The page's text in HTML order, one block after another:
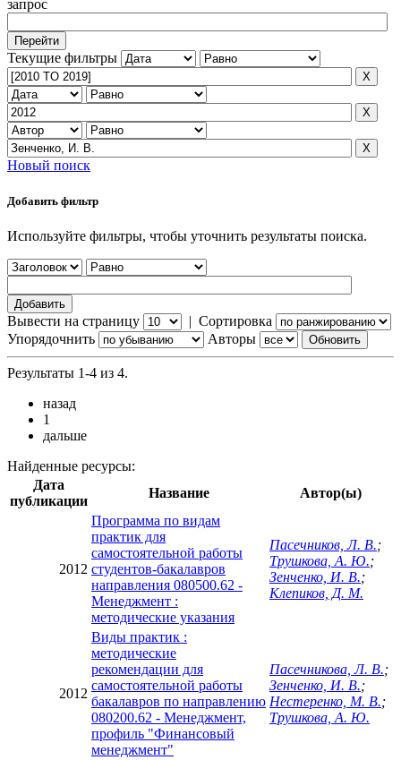
запрос
Текущие фильтры
Новый поиск
Добавить фильтр
Используйте фильтры, чтобы уточнить результаты поиска.
Вывести на страницу | Сортировка
Упорядочнить
Авторы
Результаты 1-4 из 4.
назад
1
дальше
Найденные ресурсы:
Дата
публикации
Название Автор(ы)
2012
Программа по видам
практик для
самостоятельной работы
студентов-бакалавров
направления 080500.62 -
Менеджмент :
методические указания
Пасечников, Л. В.;
Трушкова, А. Ю.;
Зенченко, И. В.;
Клепиков, Д. М.
2012
Виды практик :
методические
рекомендации для
самостоятельной работы
бакалавров по направлению
080200.62 - Менеджмент,
профиль "Финансовый
менеджмент"
Пасечникова, Л. В.;
Зенченко, И. В.;
Нестеренко, М. В.;
Трушкова, А. Ю.